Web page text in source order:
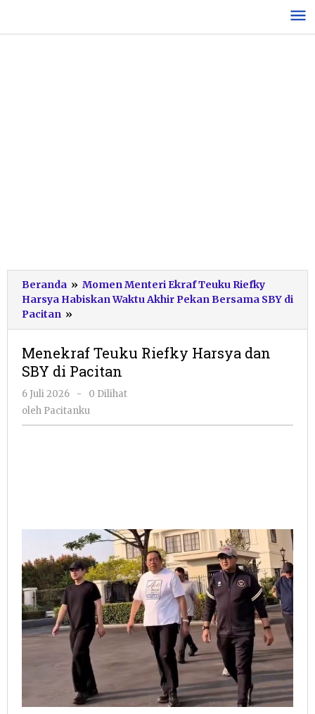
konten
Beranda » Momen Menteri Ekraf Teuku Riefky
Harsya Habiskan Waktu Akhir Pekan Bersama SBY di
Pacitan »
Teuku
Harsya
dan
SBY
Pacitan
Menekraf Teuku Riefky Harsya dan
SBY di Pacitan
6 Juli 2026
oleh
Pacitanku
-
0 Dilihat
oleh Pacitanku